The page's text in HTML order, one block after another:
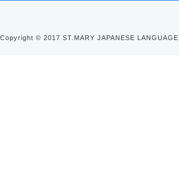
Copyright © 2017 ST.MARY JAPANESE